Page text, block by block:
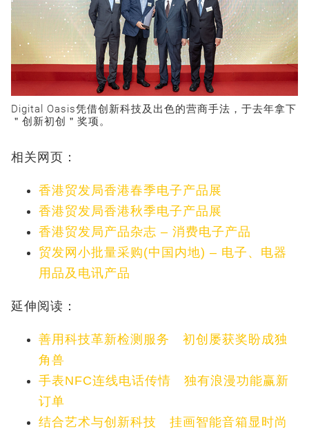
Digital Oasis凭借创新科技及出色的营商手法，于去年拿下
＂创新初创＂奖项。
相关网页：
香港贸发局香港春季电子产品展
香港贸发局香港秋季电子产品展
香港贸发局产品杂志 – 消费电子产品
贸发网小批量采购(中国内地) – 电子、电器
用品及电讯产品
延伸阅读：
善用科技革新检测服务 初创屡获奖盼成独
角兽
手表NFC连线电话传情 独有浪漫功能赢新
订单
结合艺术与创新科技 挂画智能音箱显时尚